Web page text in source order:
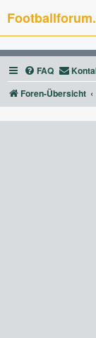
FAQ
Foren-Übersicht